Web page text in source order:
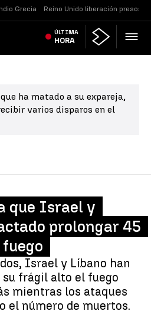
Grecia Reino Unido liberación presos
ÚLTIMA
HORA
ha matado a su expareja,
varios disparos en el
que Israel y
prolongar 45
Israel y Líbano han
frágil alto el fuego
mientras los ataques
el número de muertos.